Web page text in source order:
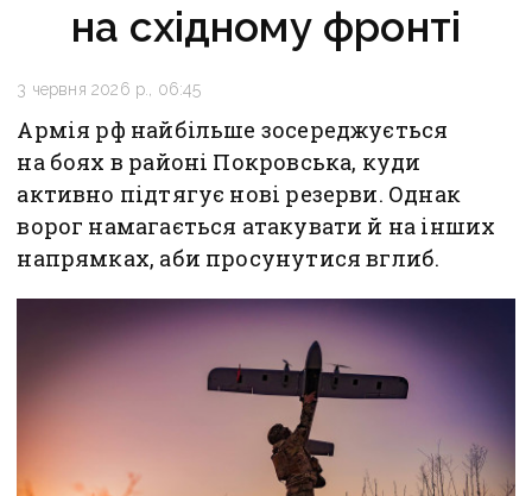
на східному фронті
3 червня 2026 р., 06:45
Армія рф найбільше зосереджується
на боях в районі Покровська, куди
активно підтягує нові резерви. Однак
ворог намагається атакувати й на інших
напрямках, аби просунутися вглиб.